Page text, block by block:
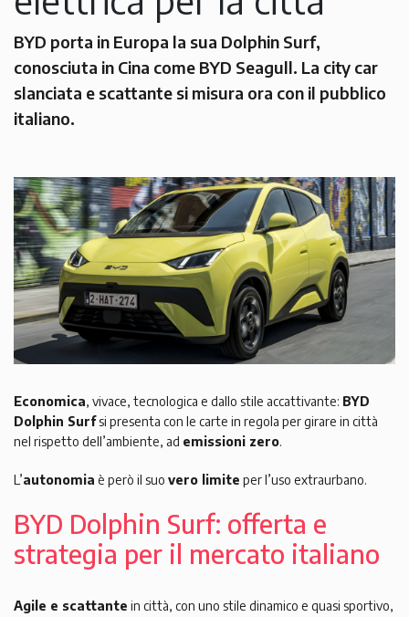
BYD porta in Europa la sua Dolphin Surf,
conosciuta in Cina come BYD Seagull. La city car
slanciata e scattante si misura ora con il pubblico
italiano.
Economica, vivace, tecnologica e dallo stile accattivante: BYD
Dolphin Surfsi presenta con le carte in regola per girare in città
nel rispetto dell’ambiente, ad emissioni zero.
L’autonomia è però il suo vero limite per l’uso extraurbano.
BYD Dolphin Surf: offerta e
strategia per il mercato italiano
Agile e scattante in città, con uno stile dinamico e quasi sportivo,